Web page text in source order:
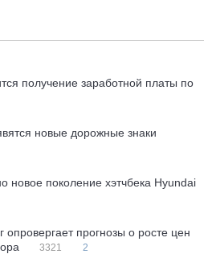
получение заработной платы по
новые дорожные знаки
новое поколение хэтчбека Hyundai
прогнозы о росте цен
3321 2